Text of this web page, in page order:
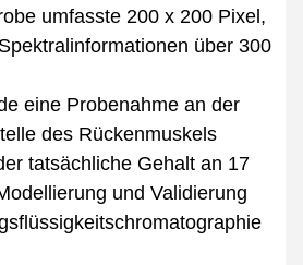
umfasste 200 x 200 Pixel,
über 300
eine Probenahme an der
des Rückenmuskels
tatsächliche Gehalt an 17
und Validierung